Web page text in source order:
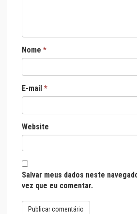
Nome *
E-mail *
Website
Salvar meus dados neste
vez que eu comentar.